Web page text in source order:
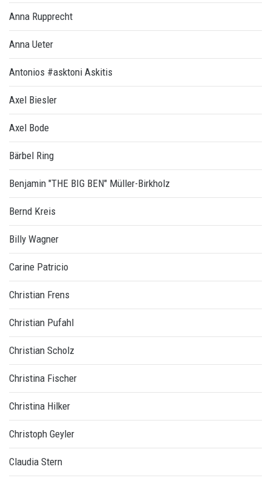
Anna Rupprecht
Anna Ueter
Antonios #asktoni Askitis
Axel Biesler
Axel Bode
Bärbel Ring
Benjamin "THE BIG BEN" Müller-Birkholz
Bernd Kreis
Billy Wagner
Carine Patricio
Christian Frens
Christian Pufahl
Christian Scholz
Christina Fischer
Christina Hilker
Christoph Geyler
Claudia Stern